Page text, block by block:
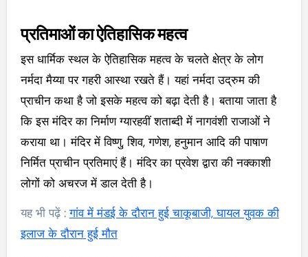
प्रतिमाओं का ऐतिहासिक महत्व
इस धार्मिक स्थल के ऐतिहासिक महत्व के चलते क्षेत्र के लोग
नर्मदा मैय्या पर गहरी आस्था रखते हैं। यहां नर्मदा उद्रुम की
प्राचीन कथा है जो इसके महत्व को बढ़ा देती है। बताया जाता है
कि इस मंदिर का निर्माण ग्यारहवीं शताब्दी में नागवंशी राजाओं ने
कराया था। मंदिर में विष्णु, शिव, गणेश, हनुमान आदि की पाषाण
निर्मित प्राचीन प्रतिमाएं हैं। मंदिर का प्रवेश द्वारा की नक्काशी
लोगों को अचरज में डाल देती है।
यह भी पढ़ें :गांव में मंडई के दौरान हुई चाकूबाजी, घायल युवक की
इलाज के दौरान हुई मौत